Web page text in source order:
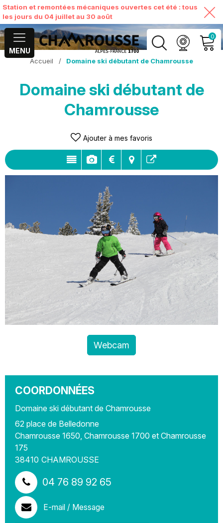
Station et remontées mécaniques ouvertes cet été : tous
les jours du 04 juillet au 30 août
MENU
0
MON COMPTE
VOIR MON PANIER
Accueil / Domaine ski débutant de Chamrousse
Domaine ski débutant de
Chamrousse
Ajouter à mes favoris
Webcam
COORDONNÉES
Domaine ski débutant de Chamrousse
62 place de Belledonne
Chamrousse 1650, Chamrousse 1700 et Chamrousse
175
38410 CHAMROUSSE
04 76 89 92 65
E-mail / Message